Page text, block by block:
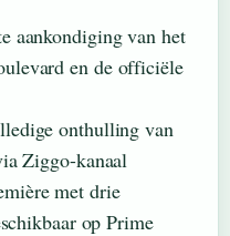
aankondiging van het
en de officiële
onthulling van
Ziggo-kanaal
met drie
op Prime